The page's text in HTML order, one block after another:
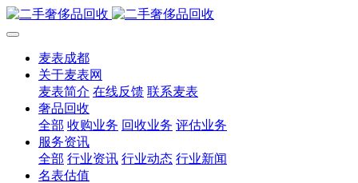
麦表成都
关于麦表网
麦表简介 在线反馈 联系麦表
奢品回收
全部 收购业务 回收业务 评估业务
服务资讯
全部 行业资讯 行业动态 行业新闻
名表估值